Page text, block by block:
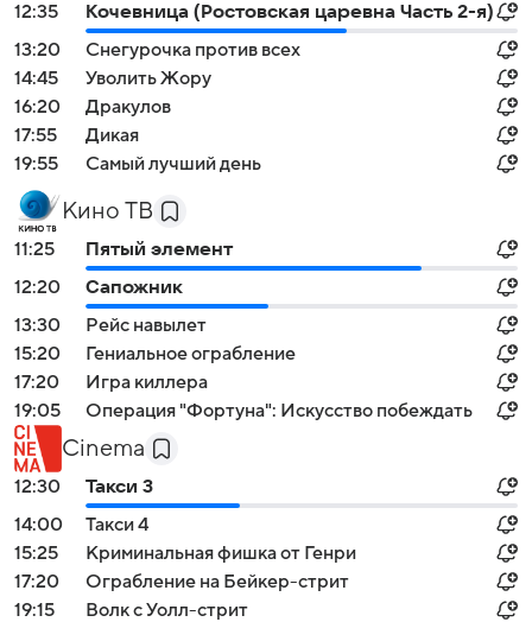
12:35
Кочевница (Ростовская царевна Часть 2-я)
13:20
Снегурочка против всех
14:45
Уволить Жору
16:20
Дракулов
17:55
Дикая
19:55
Самый лучший день
Кино ТВ
11:25
Пятый элемент
12:20
Сапожник
13:30
Рейс навылет
15:20
Гениальное ограбление
17:20
Игра киллера
19:05
Операция "Фортуна": Искусство побеждать
Cinema
12:30
Такси 3
14:00
Такси 4
15:25
Криминальная фишка от Генри
17:20
Ограбление на Бейкер-стрит
19:15
Волк с Уолл-стрит